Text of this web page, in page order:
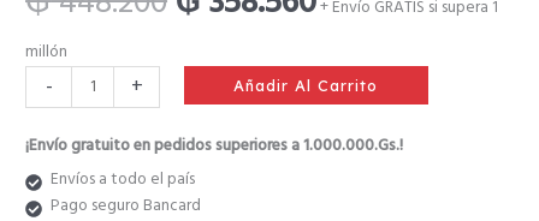
era:
₲ 448.200.
es:
₲ 358.560.
+ Envío GRATIS si supera 1
millón
- + Añadir Al Carrito
¡Envío gratuito en pedidos superiores a 1.000.000.Gs.!
Envíos a todo el país
Pago seguro Bancard